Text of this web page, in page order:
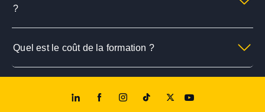
?
Quel est le coût de la formation ?